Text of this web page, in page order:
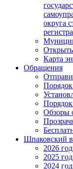
округа
Карта
Обращения
Обзоры
Шпаковский
2026 год
2025 год
2024 год